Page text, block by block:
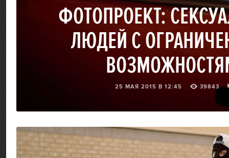
ФОТОПРОЕКТ:
ЛЮДЕЙ С
25 МАЯ 2015 В 12:45 39843